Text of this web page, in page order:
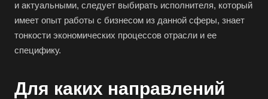
и актуальными, следует выбирать исполнителя, который
имеет опыт работы с бизнесом из данной сферы, знает
тонкости экономических процессов отрасли и ее
специфику.
Для каких направлений